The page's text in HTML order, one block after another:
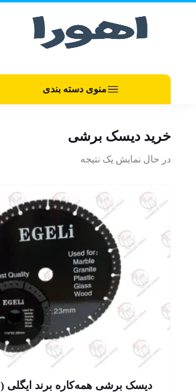
منوی دسته بندی
خرید دیسک برشی
در حال نمایش یک نتیجه
دیسک برشی همه‌کاره برند ایگلی (EGELI)